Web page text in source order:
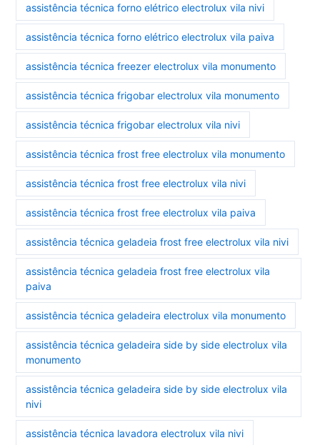
assistência técnica forno elétrico electrolux vila nivi
assistência técnica forno elétrico electrolux vila paiva
assistência técnica freezer electrolux vila monumento
assistência técnica frigobar electrolux vila monumento
assistência técnica frigobar electrolux vila nivi
assistência técnica frost free electrolux vila monumento
assistência técnica frost free electrolux vila nivi
assistência técnica frost free electrolux vila paiva
assistência técnica geladeia frost free electrolux vila nivi
assistência técnica geladeia frost free electrolux vila
paiva
assistência técnica geladeira electrolux vila monumento
assistência técnica geladeira side by side electrolux vila
monumento
assistência técnica geladeira side by side electrolux vila
nivi
assistência técnica lavadora electrolux vila nivi